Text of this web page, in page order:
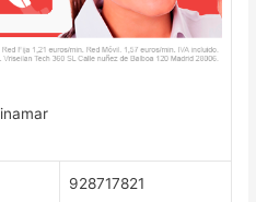
928717821